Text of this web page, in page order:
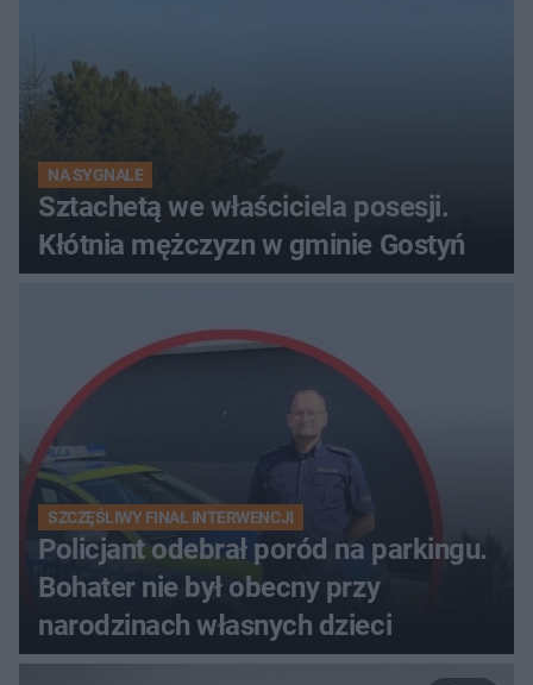
NA SYGNALE
Sztachetą we właściciela posesji.
Kłótnia mężczyzn w gminie Gostyń
SZCZĘŚLIWY FINAŁ INTERWENCJI
Policjant odebrał poród na parkingu.
Bohater nie był obecny przy
narodzinach własnych dzieci